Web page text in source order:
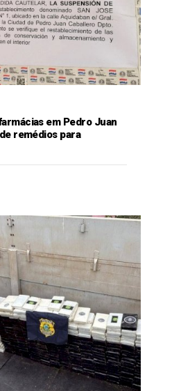
em Pedro Juan
remédios para